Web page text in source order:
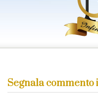
Segnala